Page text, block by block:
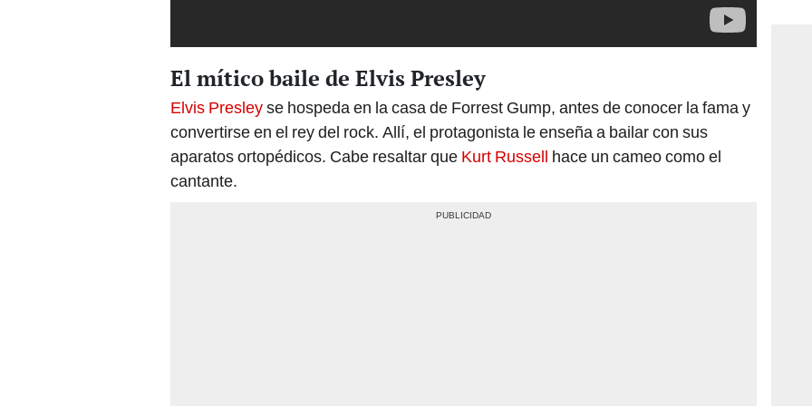
El mítico baile de Elvis Presley
Elvis Presleyse hospeda en la casa de Forrest Gump, antes de conocer la fama y
convertirse en el rey del rock. Allí, el protagonista le enseña a bailar con sus
aparatos ortopédicos. Cabe resaltar que Kurt Russell hace un cameo como el
cantante.